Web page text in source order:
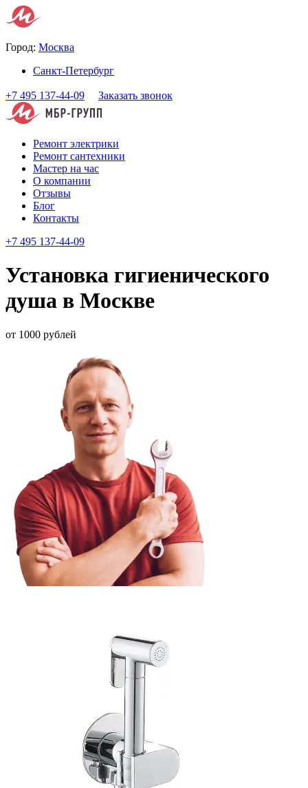
Город: Москва
Санкт-Петербург
+7 495 137-44-09 Заказать звонок
Ремонт электрики
Ремонт сантехники
Мастер на час
О компании
Отзывы
Блог
Контакты
+7 495 137-44-09
Установка гигиенического
душа в Москве
от 1000 рублей